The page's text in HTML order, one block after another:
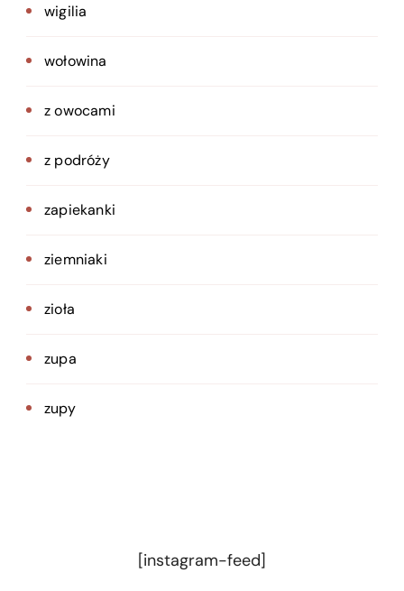
wigilia
wołowina
z owocami
z podróży
zapiekanki
ziemniaki
zioła
zupa
zupy
[instagram-feed]